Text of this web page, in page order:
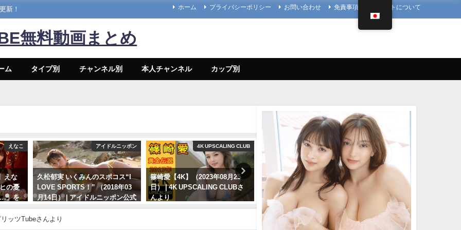
新！ ホーム プライバシーポリシー お問い合わせ 免責事項 当サイトについて
無料動画まとめ
ム タイプ別 チャンネル別 本人チャンネル カップ別
えなこ
えな
の憂
」を
アイドルニッポン
久松郁実 いくみんのスポコス“I
LOVE SPORTS！” （2018年03
月14日） | アイドルニッポン公式
YouTubeチャンネルさんより
07/14/2024
4K UPSCALING CLUB
篠崎愛【4K】（2023年08月25
日） | 4K UPSCALING CLUBさ
んより
4K UPSCALING CLUB
今田美桜【4K】（2022年09月14
日） | 4K UPSCALING CLUBさ
んより
09/14/2022
雪平莉左 -【4Kムービーグ
ア】２週連続表紙！令和最
美ボディ・雪平莉左ちゃん
笑みの国"タイで魅せる女
笑み！カラフルでビビッド
着撮影に最高画質で没入密
ッツTubeさんより